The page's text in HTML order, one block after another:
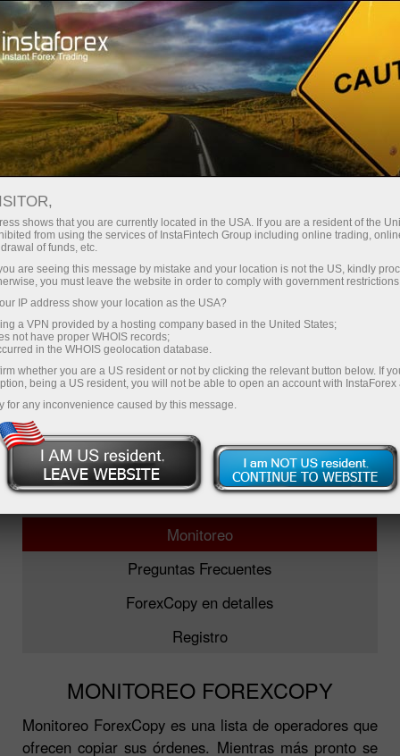
Para Inversionistas Sistema ForexCopy Monitoreo
FOREXCOPY MONITORING
FROM INSTAFOREX
Abra una cuenta de operaciones
Abra una cuenta demo
ForexCopy
5 principales operadores
Monitoreo
Preguntas Frecuentes
ForexCopy en detalles
Registro
MONITOREO FOREXCOPY
Monitoreo ForexCopy es una lista de operadores que
ofrecen copiar sus órdenes. Mientras más pronto se
shows that you are currently located in the USA. If you are a resident of the
from using the services of InstaFintech Group including online trading,
of funds, etc.
are seeing this message by mistake and your location is not the US, kindly
you must leave the website in order to comply with government
IP address show your location as the USA?
a VPN provided by a hosting company based in the United States;
not have proper WHOIS records;
in the WHOIS geolocation database.
whether you are a US resident or not by clicking the relevant button below. If
being a US resident, you will not be able to open an account with InstaForex
for any inconvenience caused by this message.